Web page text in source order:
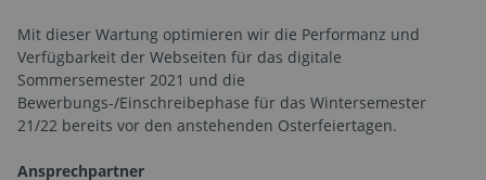
Mit dieser Wartung optimieren wir die Performanz und
Verfügbarkeit der Webseiten für das digitale
Sommersemester 2021 und die
Bewerbungs-/Einschreibephase für das Wintersemester
21/22 bereits vor den anstehenden Osterfeiertagen.
Ansprechpartner